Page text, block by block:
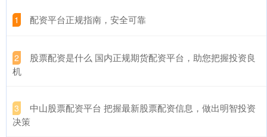
1 ​配资平台正规指南，安全可靠
2
​股票配资是什么 国内正规期货配资平台，助您把握投资良
机
3
​中山股票配资平台 把握最新股票配资信息，做出明智投资
决策